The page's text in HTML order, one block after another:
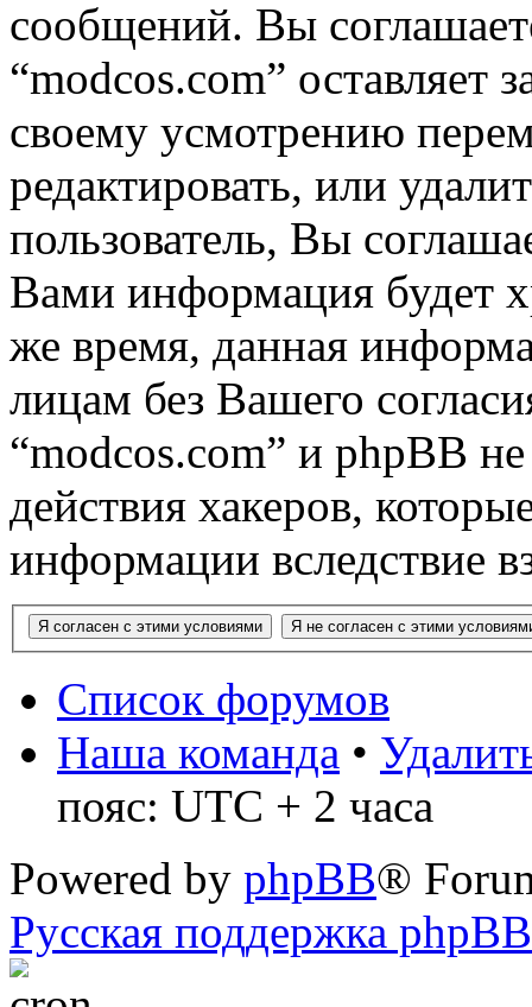
сообщений. Вы
“modcos.com” оставляет
своему усмотрению
редактировать, или
пользователь, Вы
Вами информация будет
же время, данная
лицам без Вашего
“modcos.com” и phpBB не
действия хакеров,
информации вследствие
Список форумов
Наша команда •
пояс: UTC + 2 часа
Powered by phpBB®
Русская поддержка phpBB